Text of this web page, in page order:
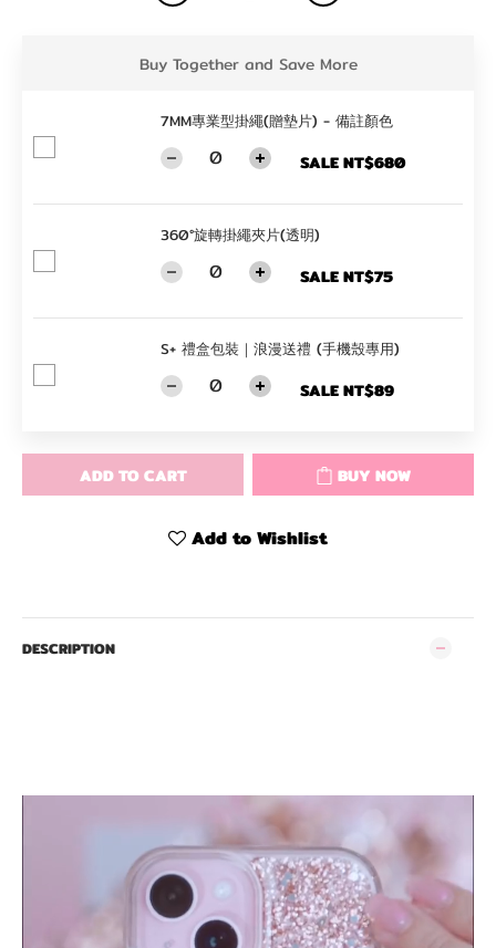
Buy Together and Save More
7MM專業型掛繩(贈墊片) - 備註顏色
SALE NT$680
360°旋轉掛繩夾片(透明)
SALE NT$75
S+ 禮盒包裝｜浪漫送禮 (手機殼專用)
SALE NT$89
ADD TO CART BUY NOW
Add to Wishlist
DESCRIPTION